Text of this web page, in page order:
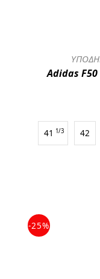
Adidas
41 1/3 42
-25%